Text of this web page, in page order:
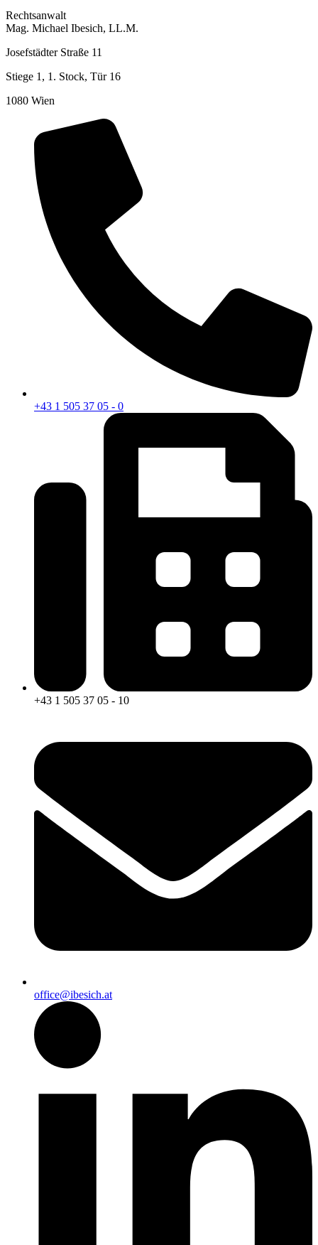
Rechtsanwalt
Mag. Michael Ibesich, LL.M.
Josefstädter Straße 11
Stiege 1, 1. Stock, Tür 16
1080 Wien
+43 1 505 37 05 - 0
+43 1 505 37 05 - 10
office@ibesich.at